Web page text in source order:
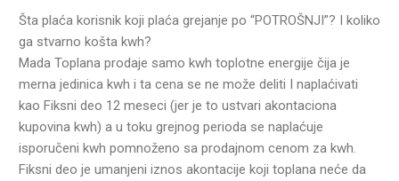
Šta plaća korisnik koji plaća grejanje po “POTROŠNJI”? I koliko
ga stvarno košta kwh?
Mada Toplana prodaje samo kwh toplotne energije čija je
merna jedinica kwh i ta cena se ne može deliti I naplaćivati
kao Fiksni deo 12 meseci (jer je to ustvari akontaciona
kupovina kwh) a u toku grejnog perioda se naplaćuje
isporučeni kwh pomnoženo sa prodajnom cenom za kwh.
Fiksni deo je umanjeni iznos akontacije koji toplana neće da